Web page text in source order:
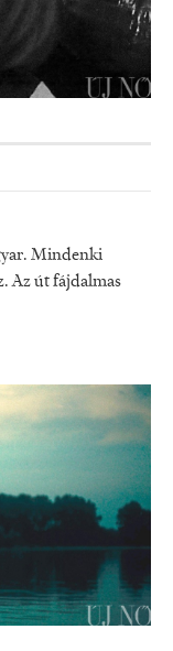
Mindenki
Az út fájdalmas